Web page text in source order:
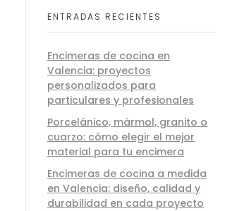
ENTRADAS RECIENTES
Encimeras de cocina en
Valencia: proyectos
personalizados para
particulares y profesionales
Porcelánico, mármol, granito o
cuarzo: cómo elegir el mejor
material para tu encimera
Encimeras de cocina a medida
en Valencia: diseño, calidad y
durabilidad en cada proyecto